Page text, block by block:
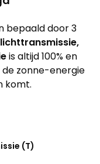
bepaald door 3
lichttransmissie,
is altijd 100% en
zonne-energie
komt.
(T)